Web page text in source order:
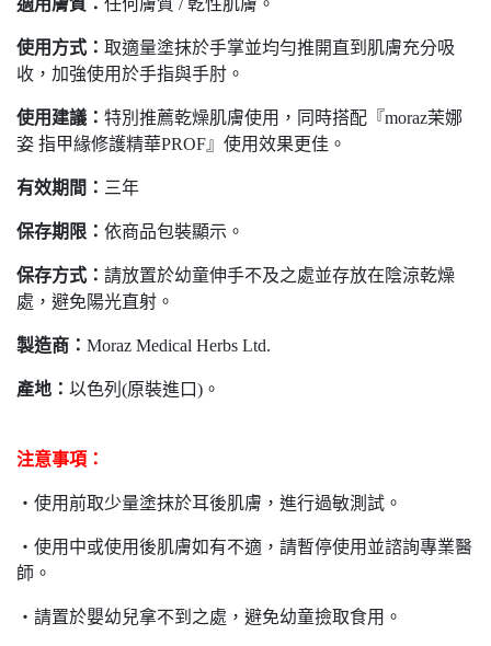
適用膚質： 任何膚質 / 乾性肌膚。
使用方式： 取適量塗抹於手掌並均勻推開直到肌膚充分吸
收，加強使用於手指與手肘。
使用建議： 特別推薦乾燥肌膚使用，同時搭配『moraz茉娜
姿 指甲緣修護精華PROF』使用效果更佳。
有效期間： 三年
保存期限： 依商品包裝顯示。
保存方式： 請放置於幼童伸手不及之處並存放在陰涼乾燥
處，避免陽光直射。
製造商： Moraz Medical Herbs Ltd.
產地： 以色列(原裝進口)。
注意事項：
‧ 使用前取少量塗抹於耳後肌膚，進行過敏測試。
‧ 使用中或使用後肌膚如有不適，請暫停使用並諮詢專業醫
師。
‧ 請置於嬰幼兒拿不到之處，避免幼童撿取食用。